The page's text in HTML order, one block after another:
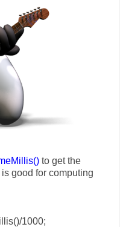
to get the
good for computing
1000;